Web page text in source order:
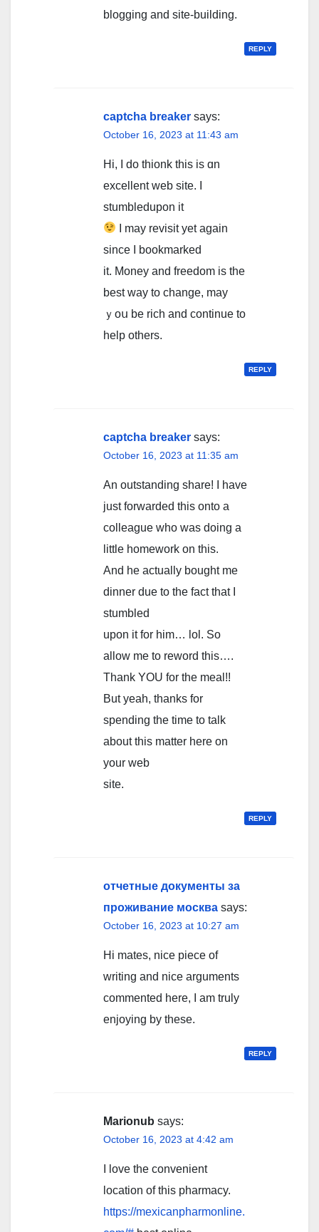
blogging аnd site-building.
REPLY
captcha breaker says:
October 16, 2023 at 11:43 am
Hi, I do thionk this is ɑn
excellent web site. I
stumbledupon it
I may rеvisit yet agаin
since I bookmarked
it. Money and freedom is the
best way to change, may
ｙoս be rich and continue to
help others.
REPLY
captcha breaker says:
October 16, 2023 at 11:35 am
An outstanding share! I have
just forwarded this onto a
colleague who was doing a
little homework on this.
And he actually bought me
dinner due to the fact that I
stumbled
upon it for him… lol. So
allow me to reword this….
Thank YOU for the meal!!
But yeah, thanks for
spending the time to talk
about this matter here on
your web
site.
REPLY
отчетные документы за
проживание москва says:
October 16, 2023 at 10:27 am
Hi mates, nice piece of
writing and nice arguments
commented here, I am truly
enjoying by these.
REPLY
Marionub says:
October 16, 2023 at 4:42 am
I love the convenient
location of this pharmacy.
https://mexicanpharmonline.